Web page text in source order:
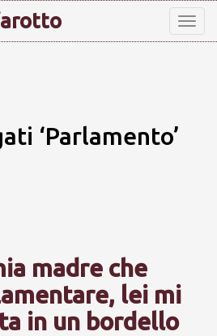
‘Parlamento’
madre che
lei mi
in un bordello